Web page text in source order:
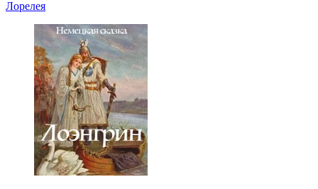
Лорелея